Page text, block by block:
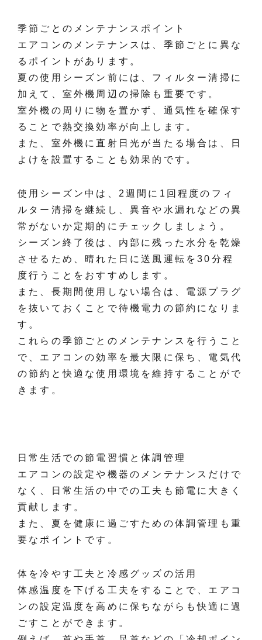
季節ごとのメンテナンスポイント
エアコンのメンテナンスは、季節ごとに異な
るポイントがあります。
夏の使用シーズン前には、フィルター清掃に
加えて、室外機周辺の掃除も重要です。
室外機の周りに物を置かず、通気性を確保す
ることで熱交換効率が向上します。
また、室外機に直射日光が当たる場合は、日
よけを設置することも効果的です。
使用シーズン中は、2週間に1回程度のフィ
ルター清掃を継続し、異音や水漏れなどの異
常がないか定期的にチェックしましょう。
シーズン終了後は、内部に残った水分を乾燥
させるため、晴れた日に送風運転を30分程
度行うことをおすすめします。
また、長期間使用しない場合は、電源プラグ
を抜いておくことで待機電力の節約になりま
す。
これらの季節ごとのメンテナンスを行うこと
で、エアコンの効率を最大限に保ち、電気代
の節約と快適な使用環境を維持することがで
きます。
日常生活での節電習慣と体調管理
エアコンの設定や機器のメンテナンスだけで
なく、日常生活の中での工夫も節電に大きく
貢献します。
また、夏を健康に過ごすための体調管理も重
要なポイントです。
体を冷やす工夫と冷感グッズの活用
体感温度を下げる工夫をすることで、エアコ
ンの設定温度を高めに保ちながらも快適に過
ごすことができます。